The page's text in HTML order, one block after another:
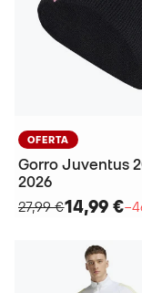
OFERTA
Gorro Juventus
2026
27,99 €14,99 €